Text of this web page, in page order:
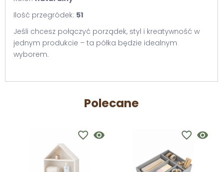
Ilość przegródek: 51
Jeśli chcesz połączyć porządek, styl i kreatywność w
jednym produkcie – ta półka będzie idealnym
wyborem.
Polecane
visibility
favorite_border visibility
favorite_border